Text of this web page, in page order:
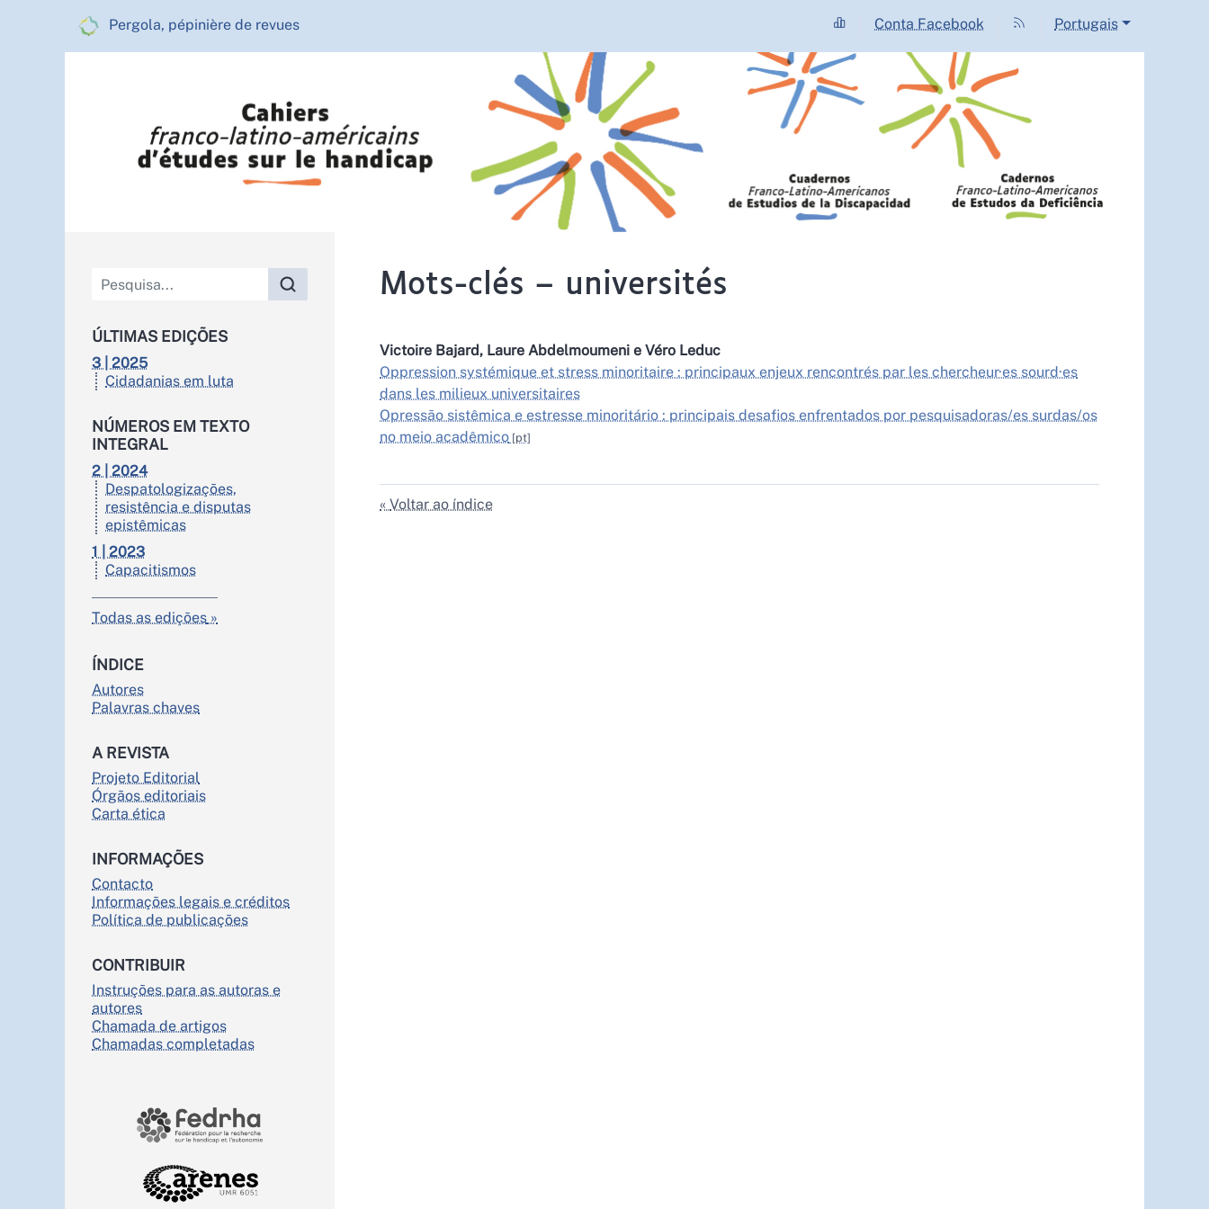
Pergola, pépinière de revues Conta Facebook Portugais
Menu principal
ÚLTIMAS EDIÇÕES
3 | 2025
Cidadanias em luta
NÚMEROS EM TEXTO
INTEGRAL
2 | 2024
Despatologizações,
resistência e disputas
epistêmicas
1 | 2023
Capacitismos
Todas as edições
ÍNDICE
Autores
Palavras chaves
A REVISTA
Projeto Editorial
Órgãos editoriais
Carta ética
INFORMAÇÕES
Contacto
Informações legais e créditos
Política de publicações
CONTRIBUIR
Instruções para as autoras e
autores
Chamada de artigos
Chamadas completadas
PARTENAIRES
Mots-clés – universités
Victoire Bajard, Laure Abdelmoumeni e Véro Leduc
Oppression systémique et stress minoritaire : principaux enjeux rencontrés par les chercheur·es sourd·es
dans les milieux universitaires
Opressão sistêmica e estresse minoritário : principais desafios enfrentados por pesquisadoras/es surdas/os
no meio acadêmico
Voltar ao índice